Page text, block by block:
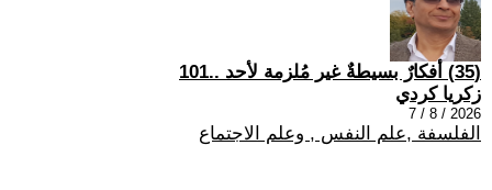
(35) أفكارٌ بسيطةٌ غير مُلزمة لأحد ..101
زكريا كردي
2026 / 8 / 7
الفلسفة ,علم النفس , وعلم الاجتماع